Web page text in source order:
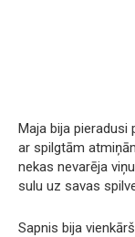
Maja bija pieradusi
ar spilgtām
nekas nevarēja
sulu uz savas
Sapnis bija